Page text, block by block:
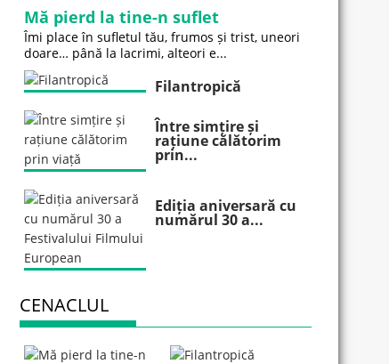
Mă pierd la tine-n suflet
Îmi place în sufletul tău, frumos și trist, uneori
doare… până la lacrimi, alteori e...
Filantropică
Între simțire și
rațiune călătorim
prin...
Ediția aniversară cu
numărul 30 a...
CENACLUL